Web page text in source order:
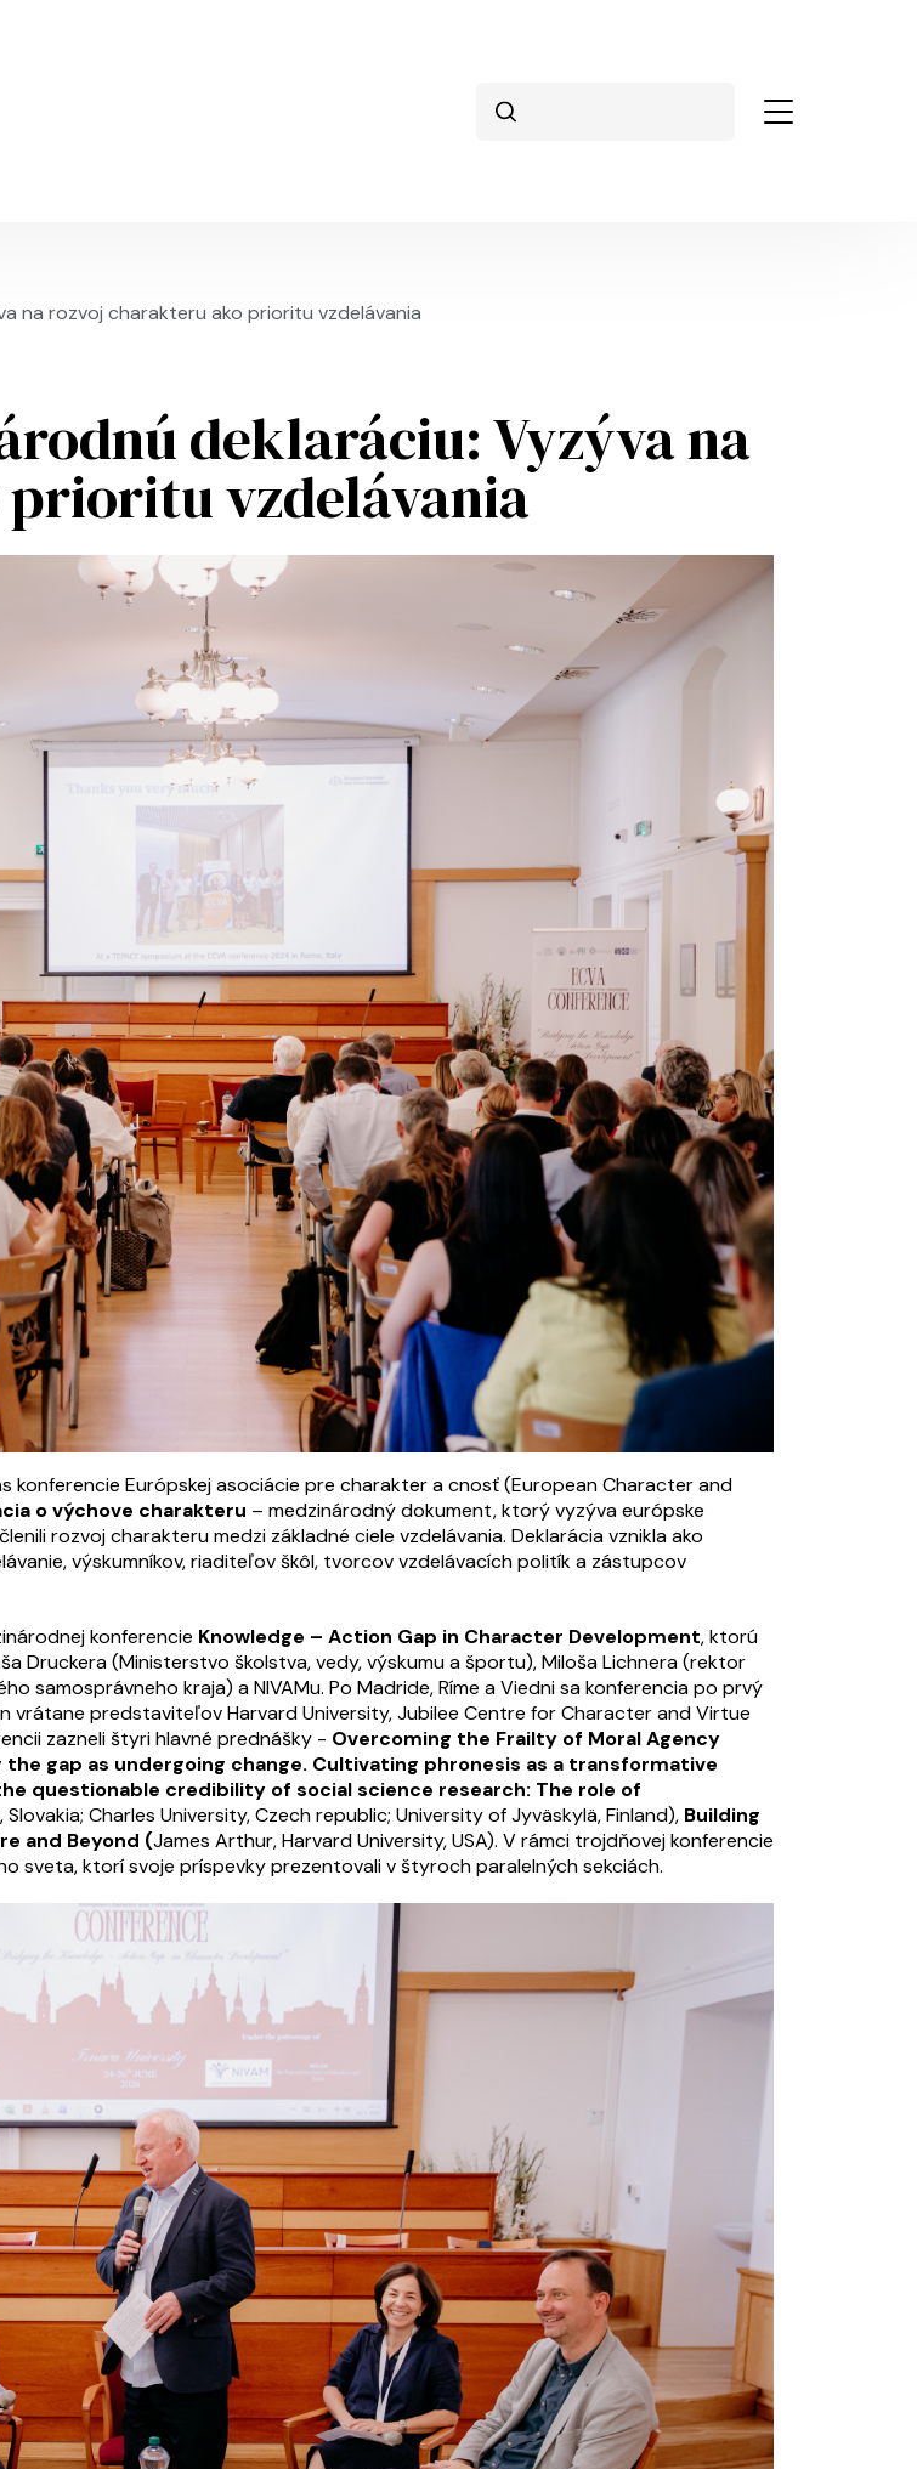
na rozvoj charakteru ako prioritu vzdelávania
deklaráciu: Vyzýva na
vzdelávania
konferencie Európskej asociácie pre charakter a cnosť (European Character and
o výchove charakteru – medzinárodný dokument, ktorý vyzýva európske
rozvoj charakteru medzi základné ciele vzdelávania. Deklarácia vznikla ako
výskumníkov, riaditeľov škôl, tvorcov vzdelávacích politík a zástupcov
konferencie Knowledge – Action Gap in Character Development, ktorú
Druckera (Ministerstvo školstva, vedy, výskumu a športu), Miloša Lichnera (rektor
samosprávneho kraja) a NIVAMu. Po Madride, Ríme a Viedni sa konferencia po prvý
vrátane predstaviteľov Harvard University, Jubilee Centre for Character and Virtue
zazneli štyri hlavné prednášky - Overcoming the Frailty of Moral Agency
the gap as undergoing change. Cultivating phronesis as a transformative
questionable credibility of social science research: The role of
Charles University, Czech republic; University of Jyväskylä, Finland), Building
and Beyond (James Arthur, Harvard University, USA). V rámci trojdňovej konferencie
sveta, ktorí svoje príspevky prezentovali v štyroch paralelných sekciách.